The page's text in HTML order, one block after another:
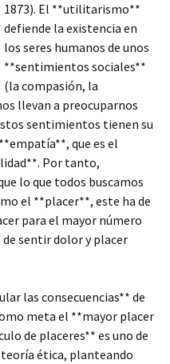
1873). El **utilitarismo**
defiende la existencia en
los seres humanos de unos
**sentimientos sociales**
(la compasión, la
llevan a preocuparnos
sentimientos tienen su
que es el
*. Por tanto,
lo que todos buscamos
el **placer**, este ha de
para el mayor número
de sentir dolor y placer
las consecuencias** de
meta el **mayor placer
de placeres** es uno de
ética, planteando